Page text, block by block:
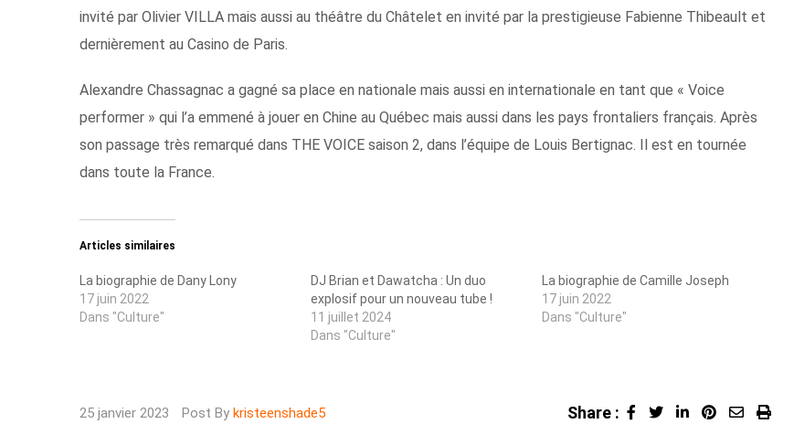
invité par Olivier VILLA mais aussi au théâtre du Châtelet en invité par la prestigieuse Fabienne Thibeault et
dernièrement au Casino de Paris.
Alexandre Chassagnac a gagné sa place en nationale mais aussi en internationale en tant que « Voice
performer » qui l’a emmené à jouer en Chine au Québec mais aussi dans les pays frontaliers français. Après
son passage très remarqué dans THE VOICE saison 2, dans l’équipe de Louis Bertignac. Il est en tournée
dans toute la France.
Articles similaires
La biographie de Dany Lony
17 juin 2022
Dans "Culture"
DJ Brian et Dawatcha : Un duo
explosif pour un nouveau tube !
11 juillet 2024
Dans "Culture"
La biographie de Camille Joseph
17 juin 2022
Dans "Culture"
25 janvier 2023 Post By kristeenshade5 Share : LinkedInPinterest
SharePrint